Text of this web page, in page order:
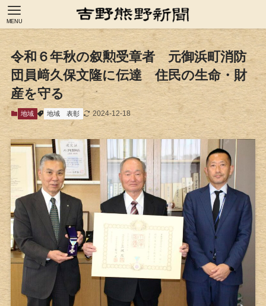
MENU
令和６年秋の叙勲受章者 元御浜町消防
団員﨑久保文隆に伝達 住民の生命・財
産を守る
地域 地域 表彰 2024-12-18